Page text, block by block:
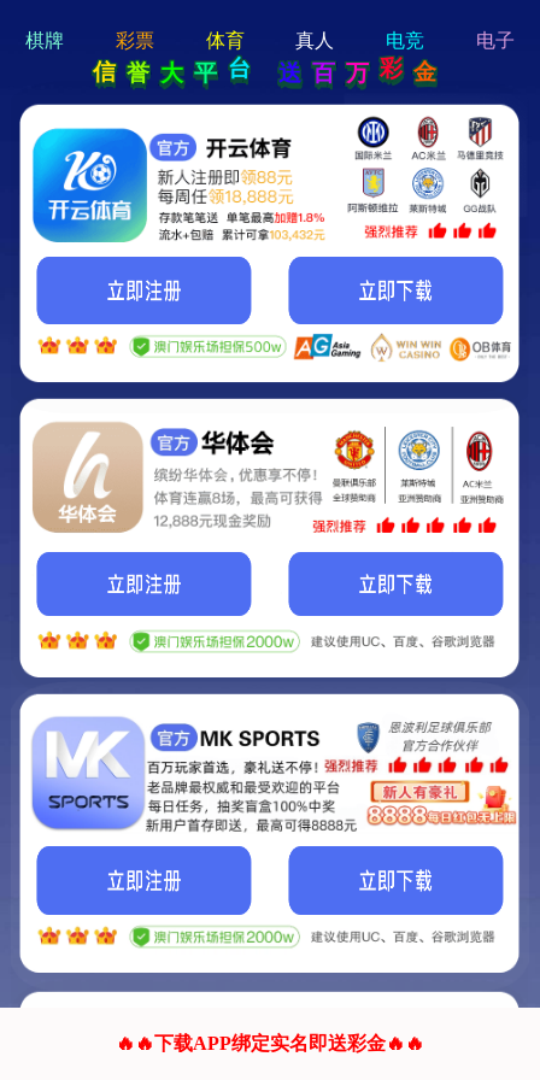
hi 💗
Hey Guys!
我们即将上线啦...
我们的网站正在建设.
它将是非常棒的网站.
联系我们!